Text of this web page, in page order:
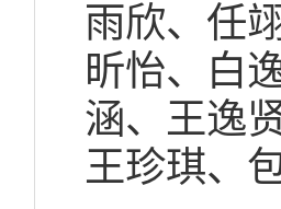
雨欣、任
昕怡、白
涵、王逸
王珍琪、